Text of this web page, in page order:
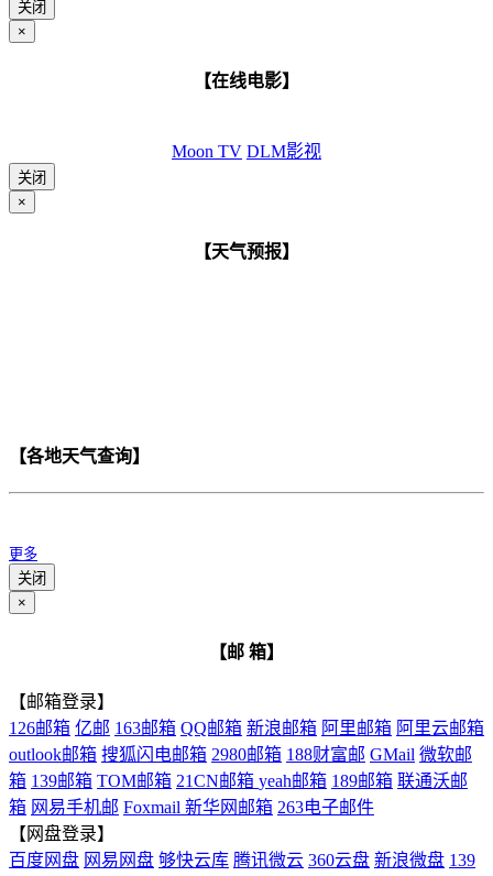
关闭
×
【在线电影】
Moon TV DLM影视
关闭
×
【天气预报】
【各地天气查询】
更多
关闭
×
【邮 箱】
【邮箱登录】
126邮箱 亿邮 163邮箱 QQ邮箱 新浪邮箱 阿里邮箱 阿里云邮箱
outlook邮箱 搜狐闪电邮箱 2980邮箱 188财富邮 GMail 微软邮
箱 139邮箱 TOM邮箱 21CN邮箱 yeah邮箱 189邮箱 联通沃邮
箱 网易手机邮 Foxmail 新华网邮箱 263电子邮件
【网盘登录】
百度网盘 网易网盘 够快云库 腾讯微云 360云盘 新浪微盘 139